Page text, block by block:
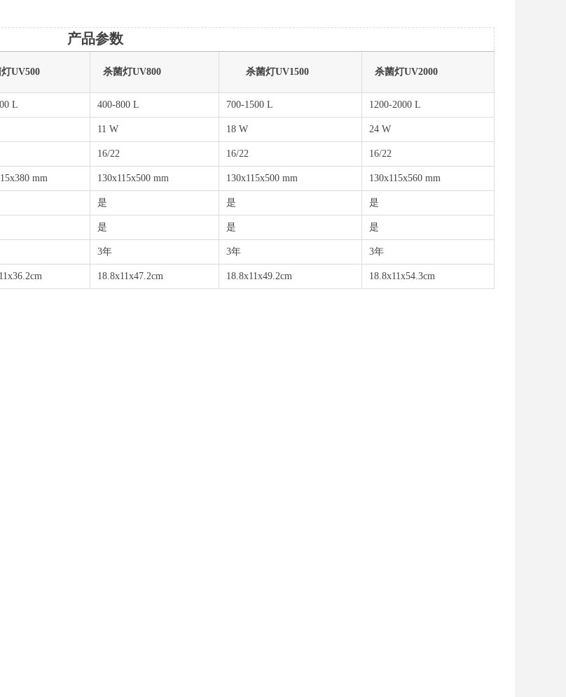
产品参数
灯UV500 杀菌灯UV800 杀菌灯UV1500 杀菌灯UV2000
L 400-800 L 700-1500 L 1200-2000 L
11 W 18 W 24 W
16/22 16/22 16/22
mm 130x115x500 mm 130x115x500 mm 130x115x560 mm
是 是 是
是 是 是
3年 3年 3年
18.8x11x47.2cm 18.8x11x49.2cm 18.8x11x54.3cm